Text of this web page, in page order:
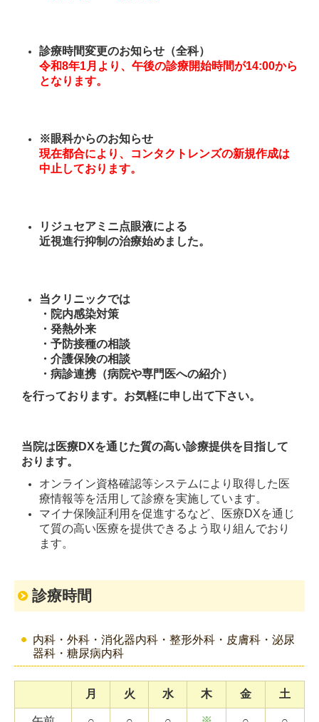
診療時間変更のお知らせ（全科）
令和8年1月より、午後の診療開始時間が14:00から
となります。
※眼科からのお知らせ
現在都合により、コンタクトレンズの新規作成は
中止しております。
リジュセアミニ点眼液による
近視進行抑制の治療始めました。
当クリニックでは
・院内感染対策
・発熱外来
・予防接種の相談
・介護保険の相談
・病診連携（病院や専門医への紹介）
を行っております。お気軽に申し出て下さい。
当院は医療DXを通じた質の高い診療提供を目指して
おります。
オンライン資格確認等システムにより取得した医
療情報等を活用して診療を実施しています。
マイナ保険証利用を促進するなど、医療DXを通じ
て質の高い医療を提供できるよう取り組んでおり
ます。
診療時間
内科・外科・消化器内科・整形外科・皮膚科・泌尿
器科・糖尿病内科
月 火 水 木 金 土